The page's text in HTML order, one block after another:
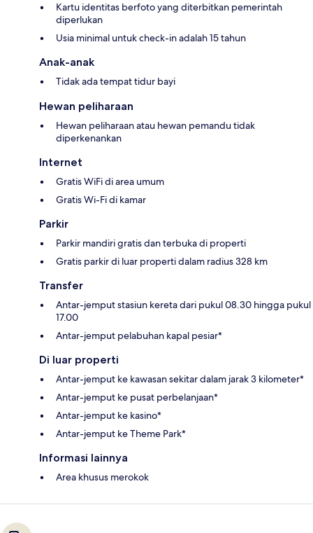
Kartu identitas berfoto yang diterbitkan pemerintah
diperlukan
Usia minimal untuk check-in adalah 15 tahun
Anak-anak
Tidak ada tempat tidur bayi
Hewan peliharaan
Hewan peliharaan atau hewan pemandu tidak
diperkenankan
Internet
Gratis WiFi di area umum
Gratis Wi-Fi di kamar
Parkir
Parkir mandiri gratis dan terbuka di properti
Gratis parkir di luar properti dalam radius 328 km
Transfer
Antar-jemput stasiun kereta dari pukul 08.30 hingga pukul
17.00
Antar-jemput pelabuhan kapal pesiar*
Di luar properti
Antar-jemput ke kawasan sekitar dalam jarak 3 kilometer*
Antar-jemput ke pusat perbelanjaan*
Antar-jemput ke kasino*
Antar-jemput ke Theme Park*
Informasi lainnya
Area khusus merokok